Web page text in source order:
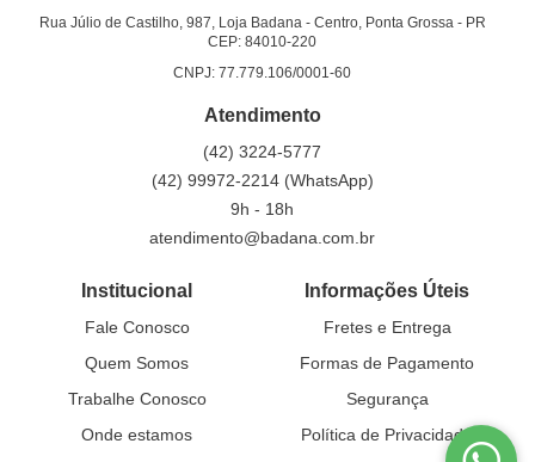
Rua Júlio de Castilho, 987, Loja Badana - Centro, Ponta Grossa - PR
CEP: 84010-220
CNPJ: 77.779.106/0001-60
Atendimento
(42) 3224-5777
(42) 99972-2214 (WhatsApp)
9h - 18h
atendimento@badana.com.br
Institucional
Fale Conosco
Quem Somos
Trabalhe Conosco
Onde estamos
Informações Úteis
Fretes e Entrega
Formas de Pagamento
Segurança
Política de Privacidade